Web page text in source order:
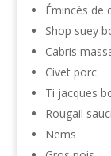
Émincés de
Shop suey
Cabris
Civet porc
Ti jacques
Rougail
Nems